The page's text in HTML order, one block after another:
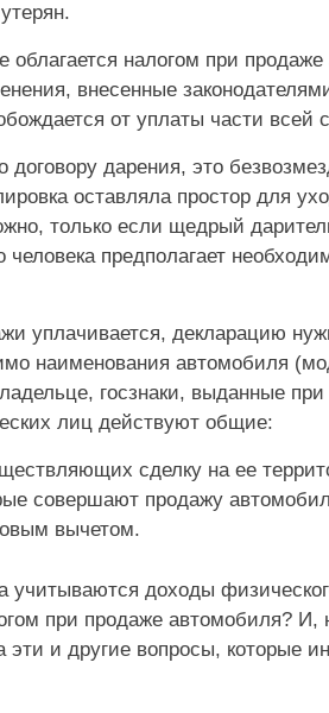
облагается налогом при
внесенные
от уплаты части всей
дарения, это
оставляла простор для
только если щедрый
человека предполагает
уплачивается, декларацию
наименования автомобиля
госзнаки, выданные
лиц действуют общие:
сделку на ее
совершают продажу
вычетом.
учитываются доходы
при продаже автомобиля?
эти и другие вопросы, которые